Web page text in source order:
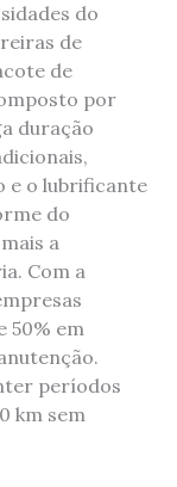
do
de
de
por
duração
e o lubrificante
do
a
Com a
50% em
períodos
km sem